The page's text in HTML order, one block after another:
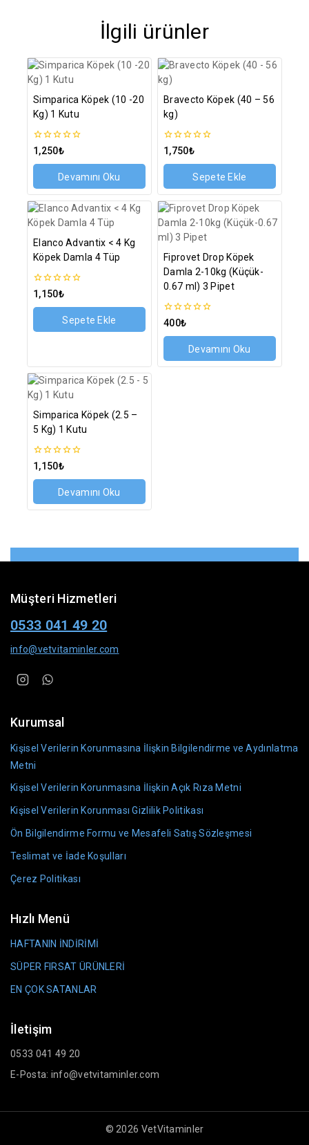
İlgili ürünler
Simparica Köpek (10 -20
Kg) 1 Kutu
0
üzerinden
1,250₺
Devamını Oku
Bravecto Köpek (40 – 56
kg)
0
üzerinden
1,750₺
Sepete Ekle
Elanco Advantix < 4 Kg
Köpek Damla 4 Tüp
0
üzerinden
1,150₺
Sepete Ekle
Fiprovet Drop Köpek
Damla 2-10kg (Küçük-
0.67 ml) 3 Pipet
0
üzerinden
400₺
Devamını Oku
Simparica Köpek (2.5 –
5 Kg) 1 Kutu
0
üzerinden
1,150₺
Devamını Oku
Müşteri Hizmetleri
0533 041 49 20
info@vetvitaminler.com
Kurumsal
Kişisel Verilerin Korunmasına İlişkin Bilgilendirme ve Aydınlatma
Metni
Kişisel Verilerin Korunmasına İlişkin Açık Rıza Metni
Kişisel Verilerin Korunması Gizlilik Politikası
Ön Bilgilendirme Formu ve Mesafeli Satış Sözleşmesi
Teslimat ve İade Koşulları
Çerez Politikası
Hızlı Menü
HAFTANIN İNDİRİMİ
SÜPER FIRSAT ÜRÜNLERİ
EN ÇOK SATANLAR
İletişim
0533 041 49 20
E-Posta: info@vetvitaminler.com
© 2026 VetVitaminler